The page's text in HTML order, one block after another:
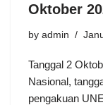
Oktober
by admin
Tanggal 2
Nasional,
pengakuan